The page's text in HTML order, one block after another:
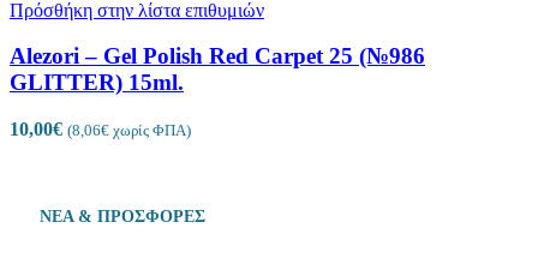
Πρόσθήκη στην λίστα επιθυμιών
Alezori – Gel Polish Red Carpet 25 (№986
GLITTER) 15ml.
10,00€ (8,06€ χωρίς ΦΠΑ)
ΝΕΑ & ΠΡΟΣΦΟΡΕΣ